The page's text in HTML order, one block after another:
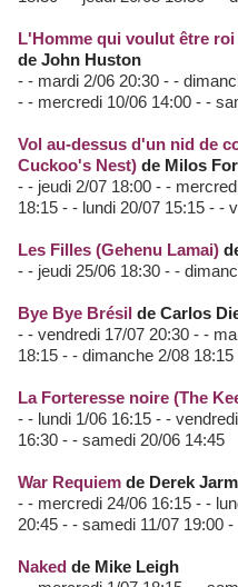
L'Homme qui voulut être
de John Huston
- - mardi 2/06 20:30 - -
- - mercredi 10/06 14:00 - -
Vol au-dessus d'un nid de
Cuckoo's Nest) de Milos
- - jeudi 2/07 18:00 - -
18:15 - - lundi 20/07 15:15 - -
Les Filles (Gehenu Lamai)
- - jeudi 25/06 18:30 - -
Bye Bye Brésil de Carlos
- - vendredi 17/07 20:30 - -
18:15 - - dimanche 2/08
La Forteresse noire (The
- - lundi 1/06 16:15 - -
16:30 - - samedi 20/06 14:45
War Requiem de Derek
- - mercredi 24/06 16:15 - -
20:45 - - samedi 11/07 19:00
Naked de Mike Leigh